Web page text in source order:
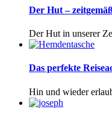
Der Hut –
Der Hut in unserer
Das perfekte
Hin und wieder